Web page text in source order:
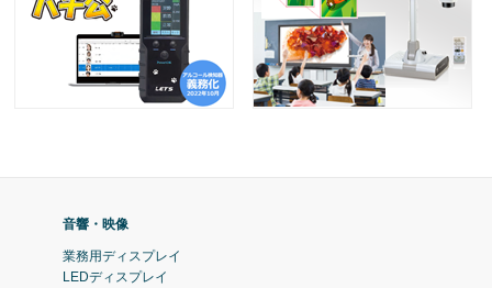
音響・映像
業務用ディスプレイ
LEDディスプレイ